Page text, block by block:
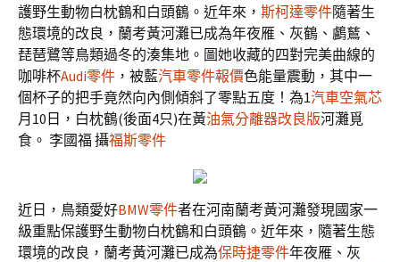
護野生動物白枕鶴和白頭鶴。近年來， 斯柯達零件隨著生
態環境的改良，蘭考黃河灘已成為年夜雁、灰鶴、鸕鶿、
琵琶鷺等鳥類過冬的湊集地。圖她收藏的四對完美曲線的
咖啡杯Audi零件 ，被藍汽車零件報價色能量震動，其中一
個杯子的把手竟然向內側傾斜了零點五度！為1汽車空氣芯
月10日，白枕鶴(後面4只)在黃油氣分離器改良版河灘覓
食。 李國福 攝福斯零件
近日，鳥類愛好BMW零件者在河南蘭考黃河灘發現國家一
級重點保護野生動物白枕鶴和白頭鶴。近年來，隨著生態
環境的改良，蘭考黃河灘已成為保時捷零件年夜雁、灰